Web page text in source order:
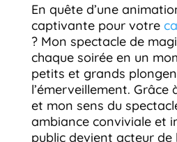
En quête d’une
captivante pour votre
? Mon spectacle de
chaque soirée en un
petits et grands
l’émerveillement. Grâce
et mon sens du
ambiance conviviale et
public devient acteur de